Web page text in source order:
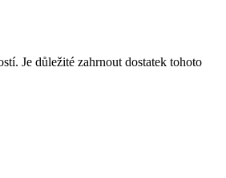
Je důležité zahrnout dostatek tohoto